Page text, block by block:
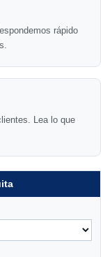
rápido
Lea lo que